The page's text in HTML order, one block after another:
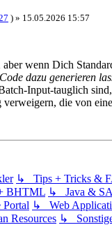
) » 15.05.2026 15:57
wenn Dich
dazu generieren
Input-tauglich
die von
↳ Tips + Tricks &
BHTML ↳ Java &
↳ Web
Resources ↳